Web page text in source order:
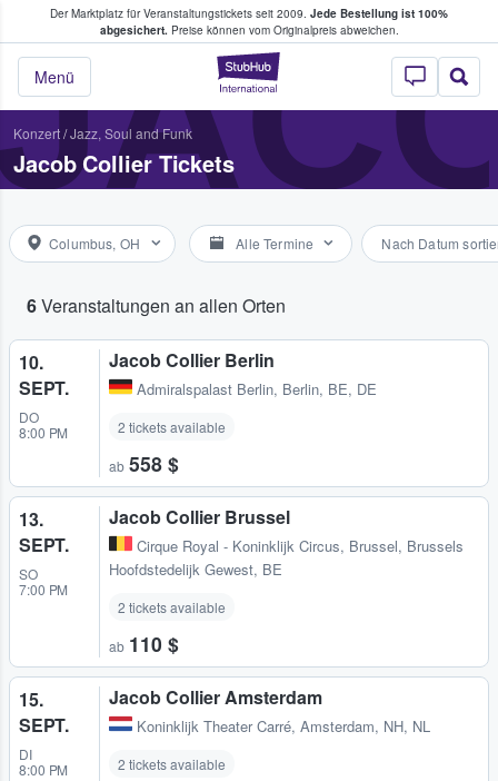
Der Marktplatz für Veranstaltungstickets seit 2009. Jede Bestellung ist 100%
abgesichert.Preise können vom Originalpreis abweichen.
StubHub - Wo
Menü
Tickets kaufen & verkaufen
Konzert/Jazz, Soul and Funk
Jacob Collier Tickets
Columbus, OH Alle Termine Nach Datum
6Veranstaltungen an allen Orten
10.
SEPT.
DO
8:00 PM
Jacob Collier Berlin
Admiralspalast Berlin, Berlin, BE, DE
2 tickets available
ab 558 $
13.
SEPT.
SO
7:00 PM
Jacob Collier Brussel
Cirque Royal - Koninklijk Circus, Brussel, Brussels
Hoofdstedelijk Gewest, BE
2 tickets available
ab 110 $
15.
SEPT.
DI
8:00 PM
Jacob Collier Amsterdam
Koninklijk Theater Carré, Amsterdam, NH, NL
2 tickets available